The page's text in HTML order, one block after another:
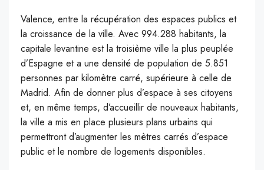
Valence, entre la récupération des espaces publics et
la croissance de la ville. Avec 994.288 habitants, la
capitale levantine est la troisième ville la plus peuplée
d’Espagne et a une densité de population de 5.851
personnes par kilomètre carré, supérieure à celle de
Madrid. Afin de donner plus d’espace à ses citoyens
et, en même temps, d’accueillir de nouveaux habitants,
la ville a mis en place plusieurs plans urbains qui
permettront d’augmenter les mètres carrés d’espace
public et le nombre de logements disponibles.